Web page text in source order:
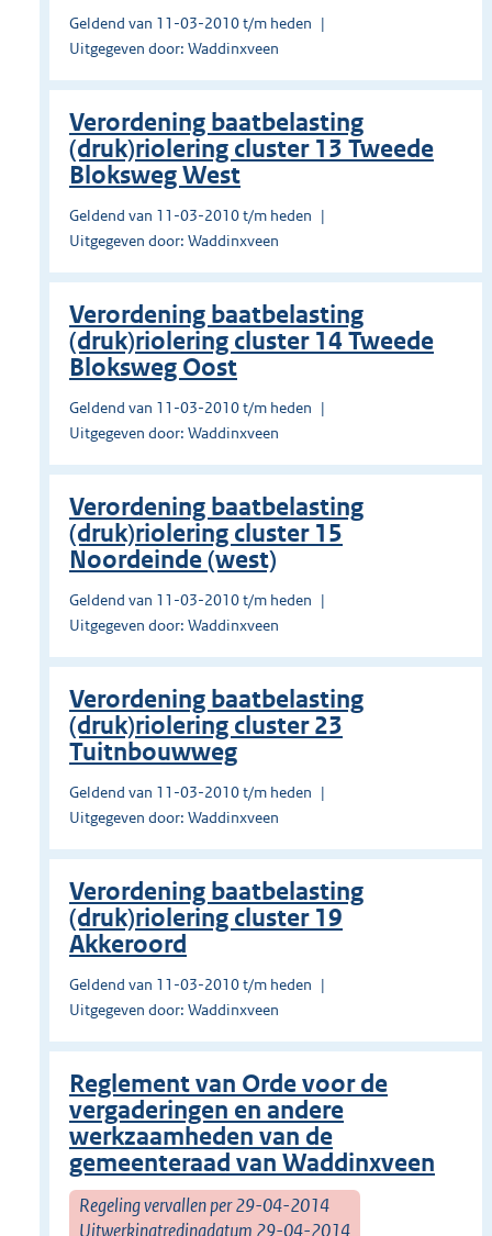
Geldend van 11-03-2010 t/m heden
Uitgegeven door: Waddinxveen
Verordening baatbelasting
(druk)riolering cluster 13 Tweede
Bloksweg West
Geldend van 11-03-2010 t/m heden
Uitgegeven door: Waddinxveen
Verordening baatbelasting
(druk)riolering cluster 14 Tweede
Bloksweg Oost
Geldend van 11-03-2010 t/m heden
Uitgegeven door: Waddinxveen
Verordening baatbelasting
(druk)riolering cluster 15
Noordeinde (west)
Geldend van 11-03-2010 t/m heden
Uitgegeven door: Waddinxveen
Verordening baatbelasting
(druk)riolering cluster 23
Tuitnbouwweg
Geldend van 11-03-2010 t/m heden
Uitgegeven door: Waddinxveen
Verordening baatbelasting
(druk)riolering cluster 19
Akkeroord
Geldend van 11-03-2010 t/m heden
Uitgegeven door: Waddinxveen
Reglement van Orde voor de
vergaderingen en andere
werkzaamheden van de
gemeenteraad van Waddinxveen
Regeling vervallen per 29-04-2014
Uitwerkingtredingdatum 29-04-2014